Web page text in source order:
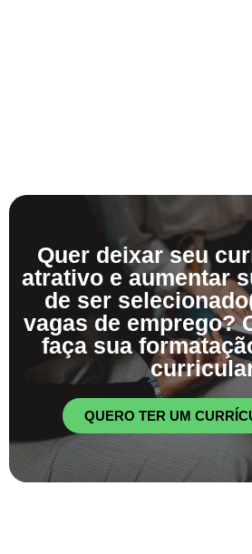
Quer deixar seu
atrativo e aumentar
de ser
vagas de emprego?
faça sua
QUERO TER UM